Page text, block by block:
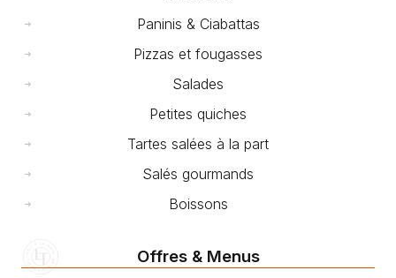
Paninis & Ciabattas
Pizzas et fougasses
Salades
Petites quiches
Tartes salées à la part
Salés gourmands
Boissons
Offres & Menus